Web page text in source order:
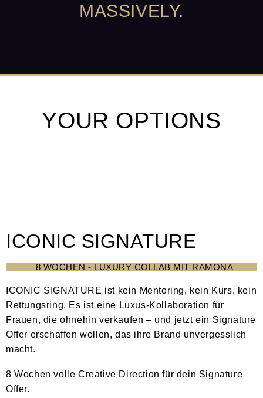
MASSIVELY.
YOUR OPTIONS
ICONIC SIGNATURE
8 WOCHEN - LUXURY COLLAB MIT RAMONA
ICONIC SIGNATURE ist kein Mentoring, kein Kurs, kein
Rettungsring. Es ist eine Luxus-Kollaboration für
Frauen, die ohnehin verkaufen – und jetzt ein Signature
Offer erschaffen wollen, das ihre Brand unvergesslich
macht.
8 Wochen volle Creative Direction für dein Signature
Offer.